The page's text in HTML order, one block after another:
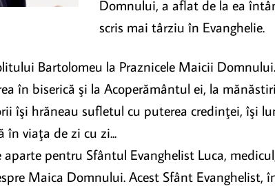
Domnului, a aflat de la ea
scris mai târziu în Evanghelie.
Bartolomeu la Praznicele Maicii
în biserică şi la Acoperământul ei, la
îşi hrăneau sufletul cu puterea credinţei, îşi
în viaţa de zi cu zi...
pentru Sfântul Evanghelist Luca,
Maica Domnului. Acest Sfânt